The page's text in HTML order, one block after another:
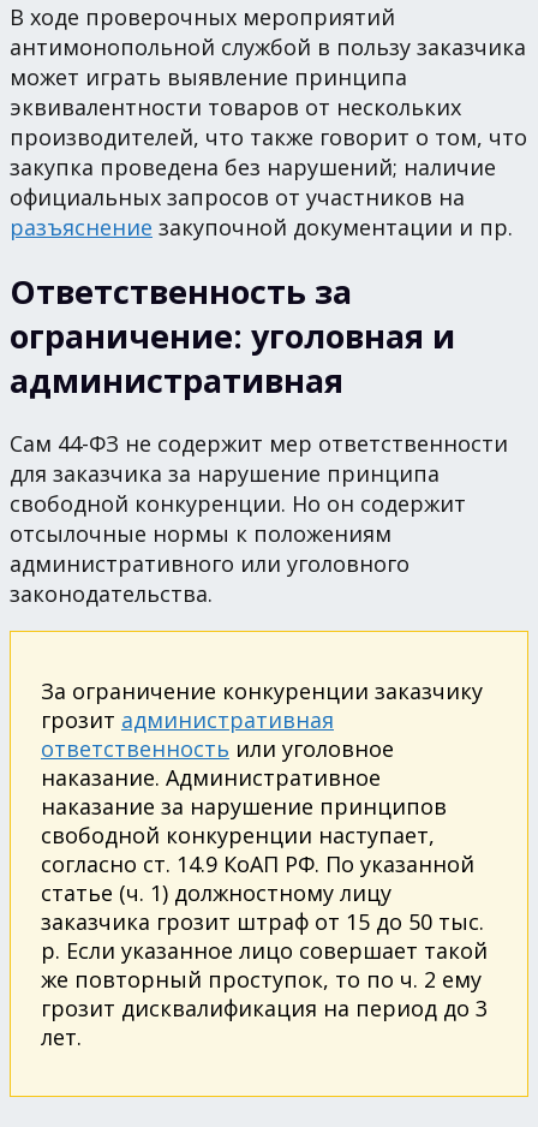
В ходе проверочных мероприятий
антимонопольной службой в пользу заказчика
может играть выявление принципа
эквивалентности товаров от нескольких
производителей, что также говорит о том, что
закупка проведена без нарушений; наличие
официальных запросов от участников на
разъяснение закупочной документации и пр.
Ответственность за
ограничение: уголовная и
административная
Сам 44-ФЗ не содержит мер ответственности
для заказчика за нарушение принципа
свободной конкуренции. Но он содержит
отсылочные нормы к положениям
административного или уголовного
законодательства.
За ограничение конкуренции заказчику
грозит административная
ответственность или уголовное
наказание. Административное
наказание за нарушение принципов
свободной конкуренции наступает,
согласно ст. 14.9 КоАП РФ. По указанной
статье (ч. 1) должностному лицу
заказчика грозит штраф от 15 до 50 тыс.
р. Если указанное лицо совершает такой
же повторный проступок, то по ч. 2 ему
грозит дисквалификация на период до 3
лет.